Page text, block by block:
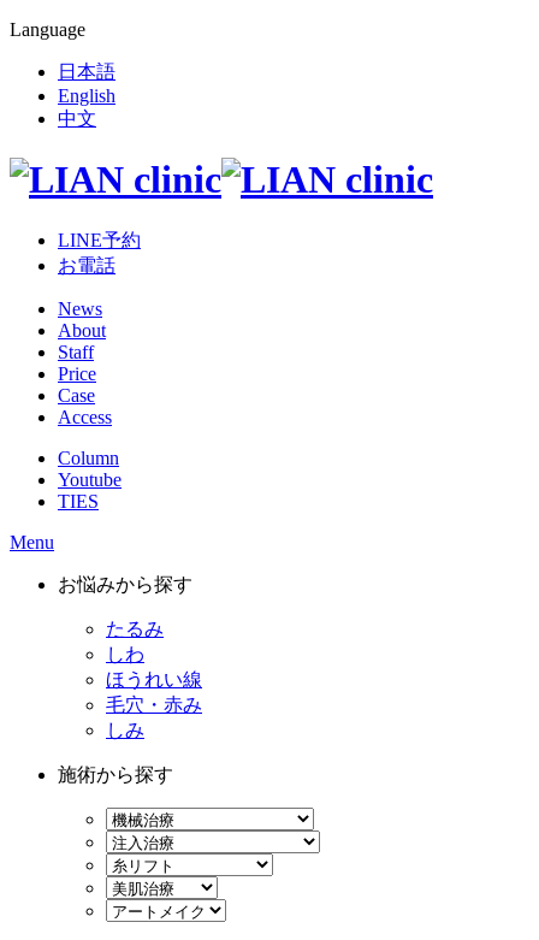
Language
日本語
English
中文
LINE予約
お電話
News
About
Staff
Price
Case
Access
Column
Youtube
TIES
Menu
お悩みから探す
たるみ
しわ
ほうれい線
毛穴・赤み
しみ
施術から探す